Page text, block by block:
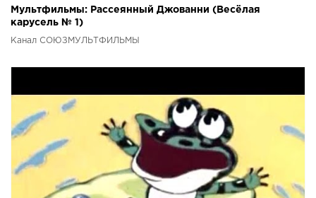
Мультфильмы: Рассеянный Джованни (Весёлая
карусель № 1)
Канал СОЮЗМУЛЬТФИЛЬМЫ